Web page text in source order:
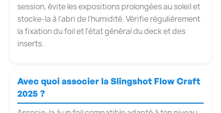
session, évite les expositions prolongées au soleil et
stocke-la à l'abri de l'humidité. Vérifie régulièrement
la fixation du foil et l'état général du deck et des
inserts.
Avec quoi associer la Slingshot Flow Craft
2025 ?